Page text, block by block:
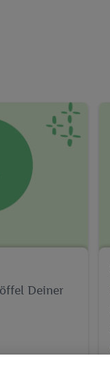
Deiner